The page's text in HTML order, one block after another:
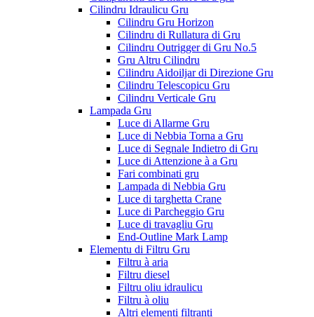
Cilindru Idraulicu Gru
Cilindru Gru Horizon
Cilindru di Rullatura di Gru
Cilindru Outrigger di Gru No.5
Gru Altru Cilindru
Cilindru Aidoiljar di Direzione Gru
Cilindru Telescopicu Gru
Cilindru Verticale Gru
Lampada Gru
Luce di Allarme Gru
Luce di Nebbia Torna a Gru
Luce di Segnale Indietro di Gru
Luce di Attenzione à a Gru
Fari combinati gru
Lampada di Nebbia Gru
Luce di targhetta Crane
Luce di Parcheggio Gru
Luce di travagliu Gru
End-Outline Mark Lamp
Elementu di Filtru Gru
Filtru à aria
Filtru diesel
Filtru oliu idraulicu
Filtru à oliu
Altri elementi filtranti